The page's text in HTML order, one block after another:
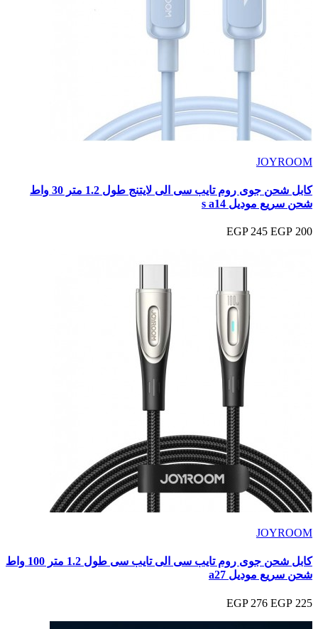
JOYROOM
كابل شحن جوى روم تايب سى الى لايتنج طول 1.2 متر 30 واط
شحن سريع موديل s a14
200 EGP
245 EGP
JOYROOM
كابل شحن جوى روم تايب سى الى تايب سى طول 1.2 متر 100 واط
شحن سريع موديل a27
225 EGP
276 EGP